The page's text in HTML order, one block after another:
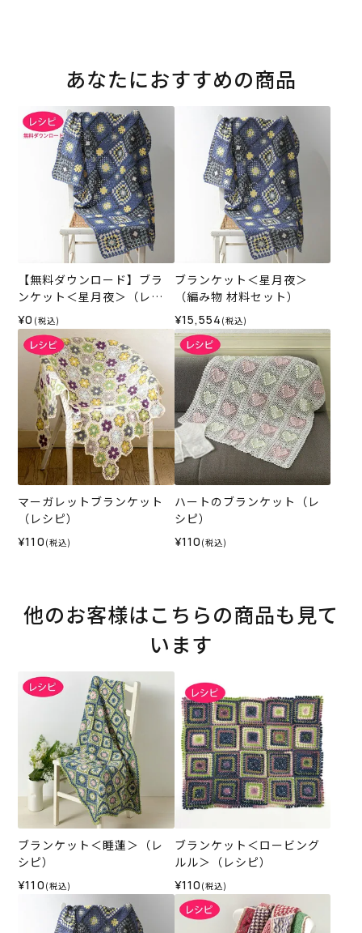
あなたにおすすめの商品
【無料ダウンロード】ブラ
ンケット＜星月夜＞（レシ
ピ）
¥0 (税込)
ブランケット＜星月夜＞
（編み物 材料セット）
¥15,554 (税込)
マーガレットブランケット
（レシピ）
¥110 (税込)
ハートのブランケット（レ
シピ）
¥110 (税込)
他のお客様はこちらの商品も見て
います
ブランケット＜睡蓮＞（レ
シピ）
¥110 (税込)
ブランケット＜ロービング
ルル＞（レシピ）
¥110 (税込)